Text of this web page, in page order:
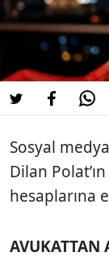
Sosyal
Dilan
hesaplarına
AVUKATTAN